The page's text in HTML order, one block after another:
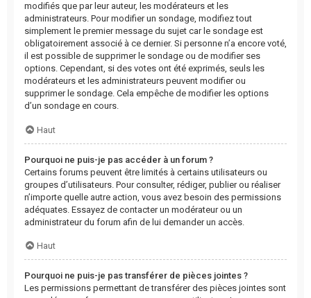
modifiés que par leur auteur, les modérateurs et les
administrateurs. Pour modifier un sondage, modifiez tout
simplement le premier message du sujet car le sondage est
obligatoirement associé à ce dernier. Si personne n’a encore voté,
il est possible de supprimer le sondage ou de modifier ses
options. Cependant, si des votes ont été exprimés, seuls les
modérateurs et les administrateurs peuvent modifier ou
supprimer le sondage. Cela empêche de modifier les options
d’un sondage en cours.
Haut
Pourquoi ne puis-je pas accéder à un forum ?
Certains forums peuvent être limités à certains utilisateurs ou
groupes d’utilisateurs. Pour consulter, rédiger, publier ou réaliser
n’importe quelle autre action, vous avez besoin des permissions
adéquates. Essayez de contacter un modérateur ou un
administrateur du forum afin de lui demander un accès.
Haut
Pourquoi ne puis-je pas transférer de pièces jointes ?
Les permissions permettant de transférer des pièces jointes sont